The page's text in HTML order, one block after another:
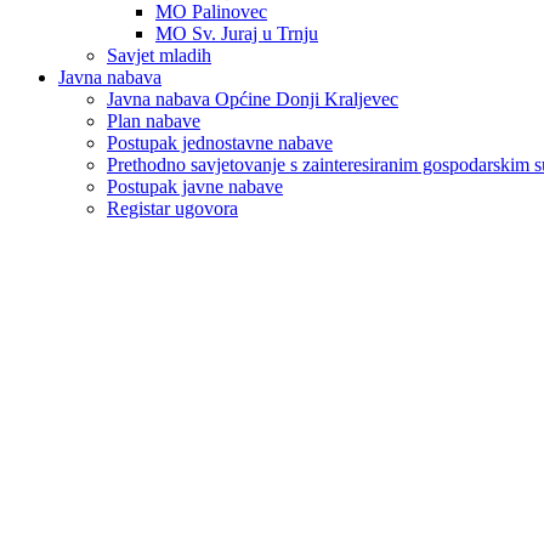
MO Palinovec
MO Sv. Juraj u Trnju
Savjet mladih
Javna nabava
Javna nabava Općine Donji Kraljevec
Plan nabave
Postupak jednostavne nabave
Prethodno savjetovanje s zainteresiranim gospodarskim
Postupak javne nabave
Registar ugovora